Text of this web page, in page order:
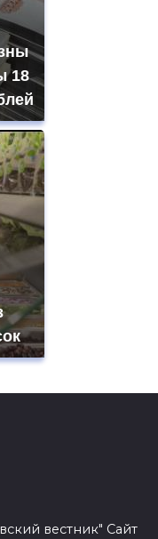
18
вестник" Сайт